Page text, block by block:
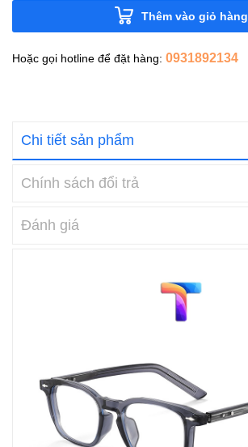
Thêm vào giỏ hàng
Hoặc gọi hotline để đặt hàng: 0931892134
Chi tiết sản phẩm
Chính sách đổi trả
Đánh giá